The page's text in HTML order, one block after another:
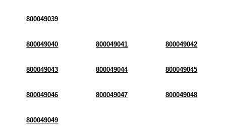
800049039
800049040 800049041 800049042
800049043 800049044 800049045
800049046 800049047 800049048
800049049